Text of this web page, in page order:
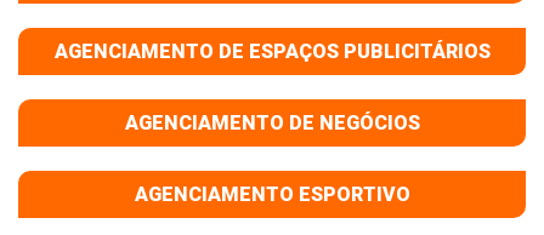
AGENCIAMENTO DE ESPAÇOS PUBLICITÁRIOS
AGENCIAMENTO DE NEGÓCIOS
AGENCIAMENTO ESPORTIVO